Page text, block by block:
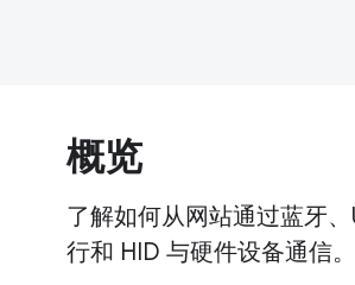
概览
了解如何从网站通过蓝牙
行和 HID 与硬件设备通信。